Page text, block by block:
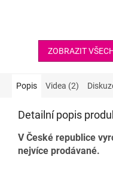
ZOBRAZIT
Popis Videa (2)
Detailní popis
V České republice
nejvíce prodávané.